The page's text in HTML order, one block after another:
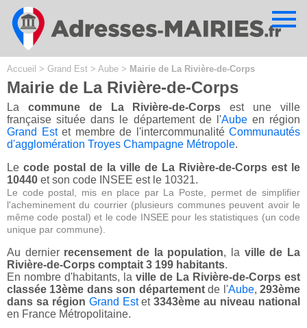
Accueil > Grand Est > Aube > Mairie de La Rivière-de-Corps
Mairie de La Rivière-de-Corps
La commune de La Rivière-de-Corps est une ville
française située dans le département de l'Aubeen région
Grand Estet membre de l'intercommunalité Communautés
d'agglomération Troyes Champagne Métropole.
Le code postal de la ville de La Rivière-de-Corps est le
10440 et son code INSEE est le 10321.
Le code postal, mis en place par La Poste, permet de simplifier
l'acheminement du courrier (plusieurs communes peuvent avoir le
même code postal) et le code INSEE pour les statistiques (un code
unique par commune).
Au dernier recensement de la population, la ville de La
Rivière-de-Corps comptait 3 199 habitants.
En nombre d'habitants, la ville de La Rivière-de-Corps est
classée 13ème dans son départementde l'Aube,293ème
dans sa région Grand Estet3343ème au niveau national
en France Métropolitaine.
Cookies management panel